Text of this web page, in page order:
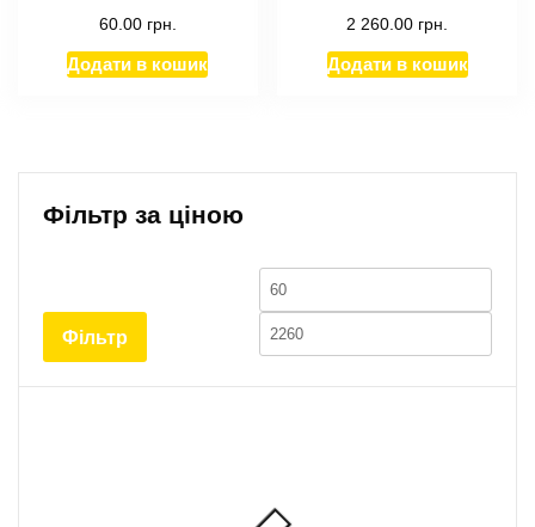
60.00 грн.
Додати в кошик
2 260.00 грн.
Додати в кошик
Фільтр за ціною
Мінімальна
ціна
Фільтр